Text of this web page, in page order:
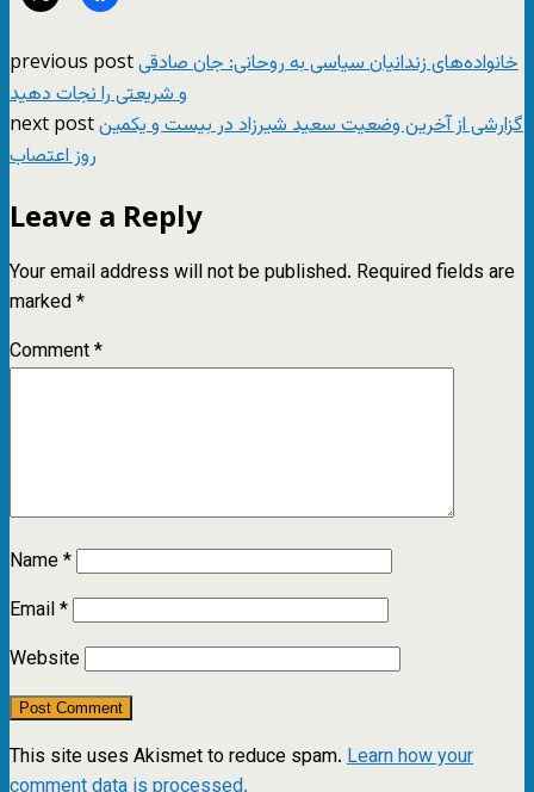
previous postخانواده‌های زندانیان سیاسی به روحانی: جان صادقی
و شریعتی را نجات دهید
next postگزارشی از آخرین وضعیت سعید شیرزاد در بیست و یکمین
روز اعتصاب
Leave a Reply
Your email address will not be published. Required fields are
marked*
Comment*
Name*
Email*
Website
This site uses Akismet to reduce spam. Learn how your